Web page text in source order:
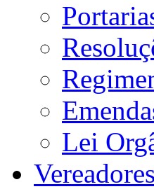
Lei
Vereadores